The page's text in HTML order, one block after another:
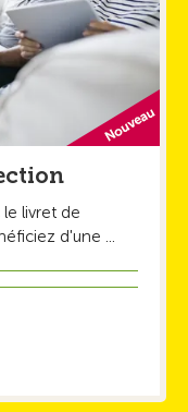
le livret de
d'une ...